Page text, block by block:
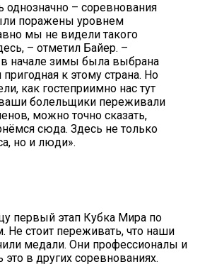
однозначно – соревнования
поражены уровнем
мы не видели такого
– отметил Байер. –
начале зимы была выбрана
к этому страна. Но
как гостеприимно нас тут
ваши болельщики переживали
можно точно сказать,
сюда. Здесь не только
но и люди».
первый этап Кубка Мира по
Не стоит переживать, что наши
медали. Они профессионалы и
в других соревнованиях.